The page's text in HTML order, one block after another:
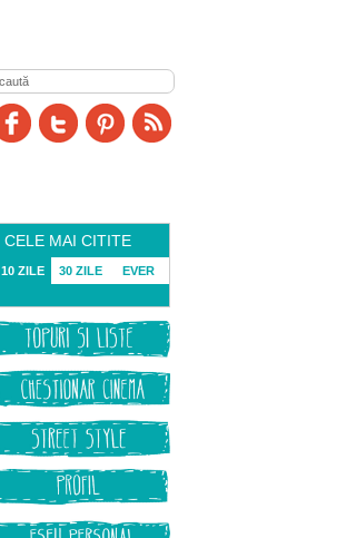
CELE MAI CITITE
10 ZILE 30 ZILE EVER